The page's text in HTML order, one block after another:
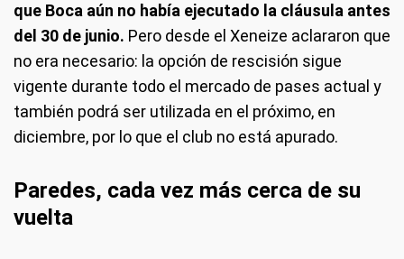
que Boca aún no había ejecutado la cláusula antes
del 30 de junio. Pero desde el Xeneize aclararon que
no era necesario: la opción de rescisión sigue
vigente durante todo el mercado de pases actual y
también podrá ser utilizada en el próximo, en
diciembre, por lo que el club no está apurado.
Paredes, cada vez más cerca de su
vuelta